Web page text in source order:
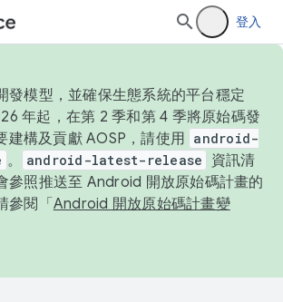
登入
發模型，並確保生態系統的平台穩定
年起，在第 2 季和第 4 季將原始碼發
建構及貢獻 AOSP，請使用 android-
。 android-latest-release
資訊清
參照推送至 Android 開放原始碼計畫的
參閱「 Android 開放原始碼計畫變